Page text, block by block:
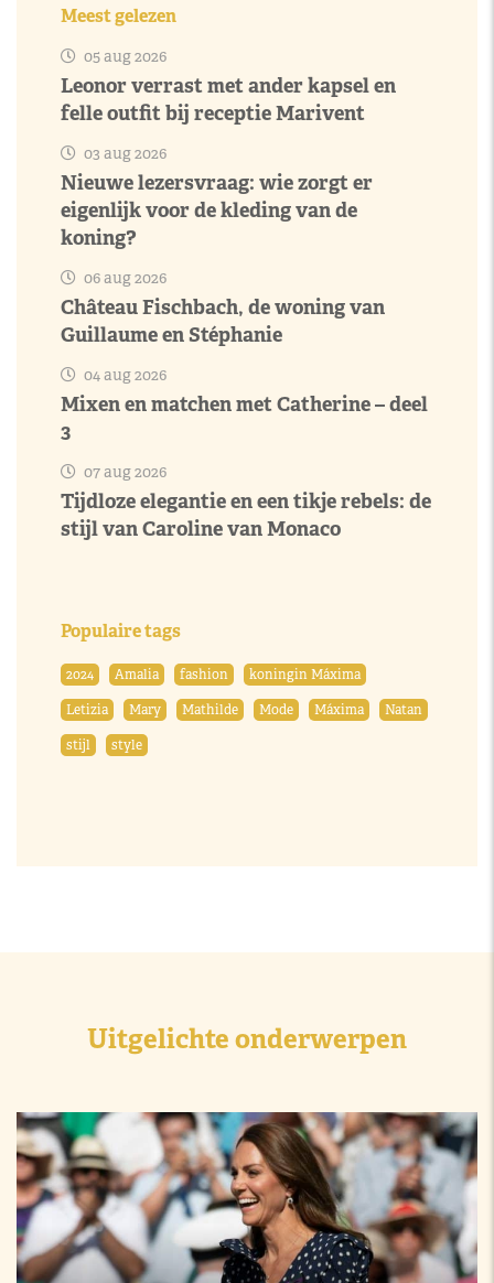
Meest gelezen
05 aug 2026
Leonor verrast met ander kapsel en
felle outfit bij receptie Marivent
03 aug 2026
Nieuwe lezersvraag: wie zorgt er
eigenlijk voor de kleding van de
koning?
06 aug 2026
Château Fischbach, de woning van
Guillaume en Stéphanie
04 aug 2026
Mixen en matchen met Catherine – deel
3
07 aug 2026
Tijdloze elegantie en een tikje rebels: de
stijl van Caroline van Monaco
Populaire tags
2024 Amalia fashion
koningin Máxima
Letizia
Mary Mathilde Mode Máxima
Natan
stijl
style
Uitgelichte onderwerpen